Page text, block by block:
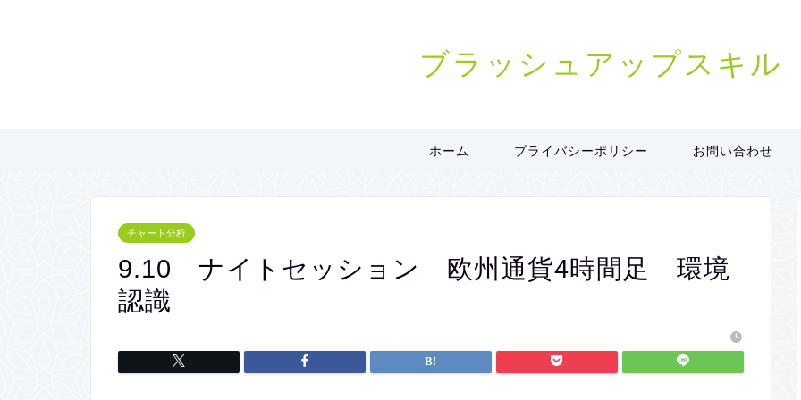
ブラッシュアップスキル
ホーム プライバシーポリシー お問い合わせ
チャート分析
9.10 ナイトセッション 欧州通貨4時間足 環境
認識